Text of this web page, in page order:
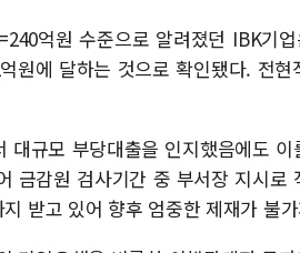
억원 수준으로 알려졌던 IBK기
원에 달하는 것으로 확인됐다. 전
대규모 부당대출을 인지했음에도
금감원 검사기간 중 부서장 지시로
받고 있어 향후 엄중한 제재가 불